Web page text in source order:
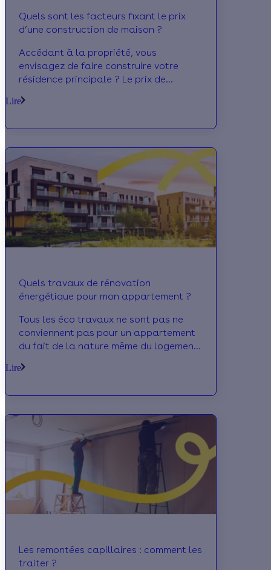
Quels sont les facteurs fixant le prix
d’une construction de maison ?
Accédant à la propriété, vous
envisagez de faire construire votre
résidence principale ? Le prix de
par un certain nombre d’éléments
taxes mises en place par l’Etat.
Calculeo vous en dit davantage au
cours de cet article.
Lire
Quels travaux de rénovation
énergétique pour mon appartement ?
Tous les éco travaux ne sont pas ne
conviennent pas pour un appartement
du fait de la nature même du logement
Lire
Les remontées capillaires : comment les
traiter ?